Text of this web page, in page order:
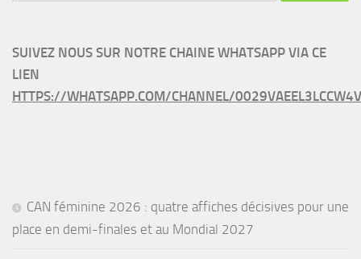
SUIVEZ NOUS SUR NOTRE CHAINE WHATSAPP VIA CE
LIEN
HTTPS://WHATSAPP.COM/CHANNEL/
CAN féminine 2026 : quatre affiches décisives pour une
place en demi-finales et au Mondial 2027